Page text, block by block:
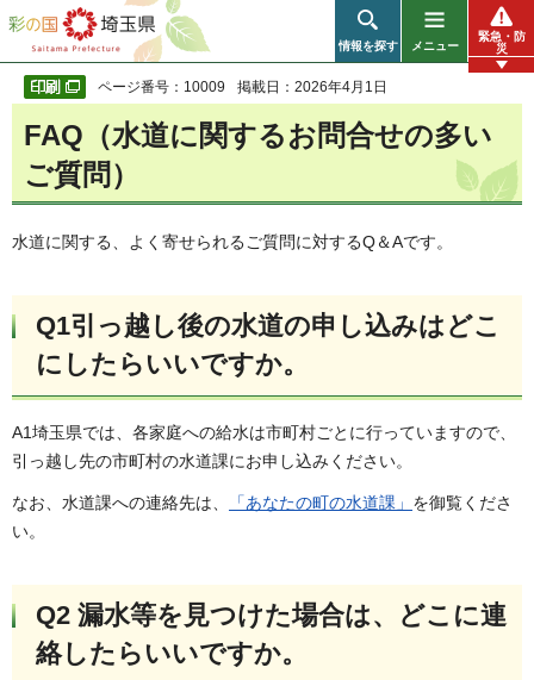
彩の国 埼玉県
情報を探す メニュー
緊急・防
災
ページ番号：10009 掲載日：2026年4月1日
FAQ（水道に関するお問合せの多い
ご質問）
水道に関する、よく寄せられるご質問に対するQ＆Aです。
Q1引っ越し後の水道の申し込みはどこ
にしたらいいですか。
A1埼玉県では、各家庭への給水は市町村ごとに行っていますので、
引っ越し先の市町村の水道課にお申し込みください。
なお、水道課への連絡先は、 「あなたの町の水道課」 を御覧くださ
い。
Q2 漏水等を見つけた場合は、どこに連
絡したらいいですか。